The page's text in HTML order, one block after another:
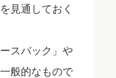
見通しておく
スバック」や
般的なもので